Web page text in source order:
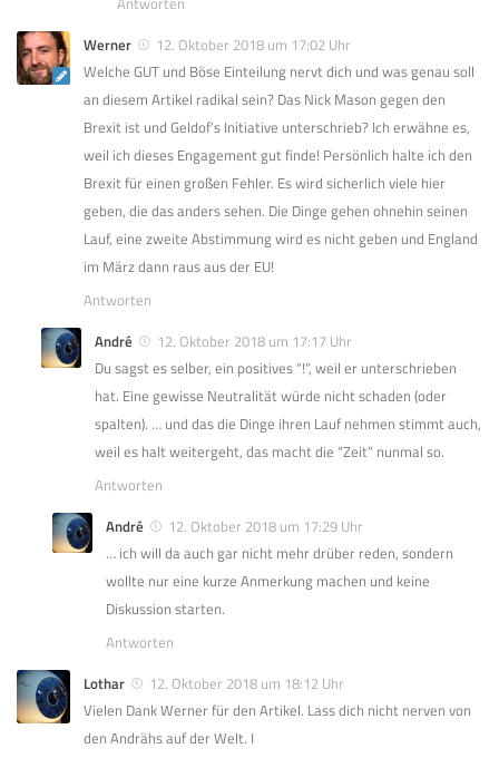
Werner
12. Oktober 2018 um 17:02 Uhr
Welche GUT und Böse Einteilung nervt dich und was genau soll
an diesem Artikel radikal sein? Das Nick Mason gegen den
Brexit ist und Geldof’s Initiative unterschrieb? Ich erwähne es,
weil ich dieses Engagement gut finde! Persönlich halte ich den
Brexit für einen großen Fehler. Es wird sicherlich viele hier
geben, die das anders sehen. Die Dinge gehen ohnehin seinen
Lauf, eine zweite Abstimmung wird es nicht geben und England
im März dann raus aus der EU!
Antworten
André
12. Oktober 2018 um 17:17 Uhr
Du sagst es selber, ein positives “!”, weil er unterschrieben
hat. Eine gewisse Neutralität würde nicht schaden (oder
spalten). … und das die Dinge ihren Lauf nehmen stimmt auch,
weil es halt weitergeht, das macht die “Zeit” nunmal so.
Antworten
André
12. Oktober 2018 um 17:29 Uhr
… ich will da auch gar nicht mehr drüber reden, sondern
wollte nur eine kurze Anmerkung machen und keine
Diskussion starten.
Antworten
Lothar
12. Oktober 2018 um 18:12 Uhr
Vielen Dank Werner für den Artikel. Lass dich nicht nerven von
den Andrähs auf der Welt. I